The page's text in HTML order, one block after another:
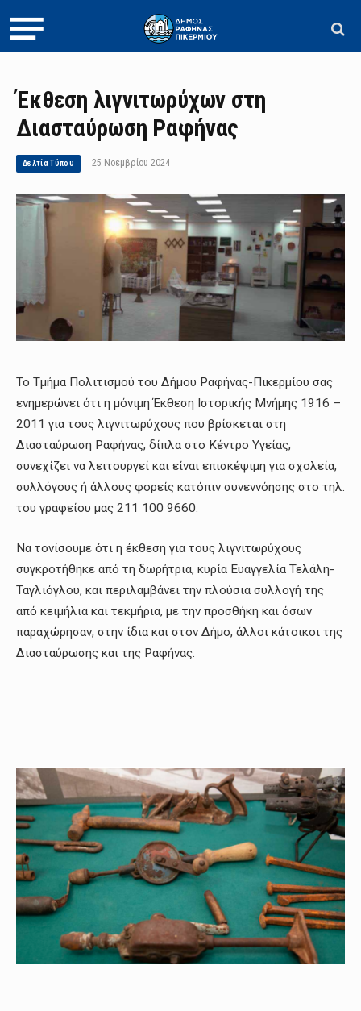
Έκθεση λιγνιτωρύχων στη
Διασταύρωση Ραφήνας
Δελτία Τύπου 25 Νοεμβρίου 2024
Το Τμήμα Πολιτισμού του Δήμου Ραφήνας-Πικερμίου σας
ενημερώνει ότι η μόνιμη Έκθεση Ιστορικής Μνήμης 1916 –
2011 για τους λιγνιτωρύχους που βρίσκεται στη
Διασταύρωση Ραφήνας, δίπλα στο Κέντρο Υγείας,
συνεχίζει να λειτουργεί και είναι επισκέψιμη για σχολεία,
συλλόγους ή άλλους φορείς κατόπιν συνεννόησης στο τηλ.
του γραφείου μας 211 100 9660.
Να τονίσουμε ότι η έκθεση για τους λιγνιτωρύχους
συγκροτήθηκε από τη δωρήτρια, κυρία Ευαγγελία Τελάλη-
Ταγλιόγλου, και περιλαμβάνει την πλούσια συλλογή της
από κειμήλια και τεκμήρια, με την προσθήκη και όσων
παραχώρησαν, στην ίδια και στον Δήμο, άλλοι κάτοικοι της
Διασταύρωσης και της Ραφήνας.